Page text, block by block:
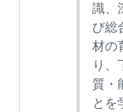
識、
び総
材の
り、
質・
とを